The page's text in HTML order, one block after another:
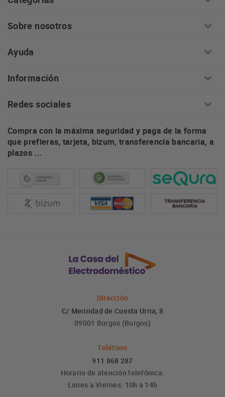
Sobre nosotros
Ayuda
Información
Redes sociales
Compra con la máxima seguridad y paga de la forma
que prefieras, tarjeta, bizum, transferencia bancaria, a
plazos ...
Dirección
C/ Merindad de Cuesta Urria, 8
09001 Burgos (Burgos)
Teléfono
911 868 287
Horario de atención telefónica:
Lunes a Viernes: 10h a 14h